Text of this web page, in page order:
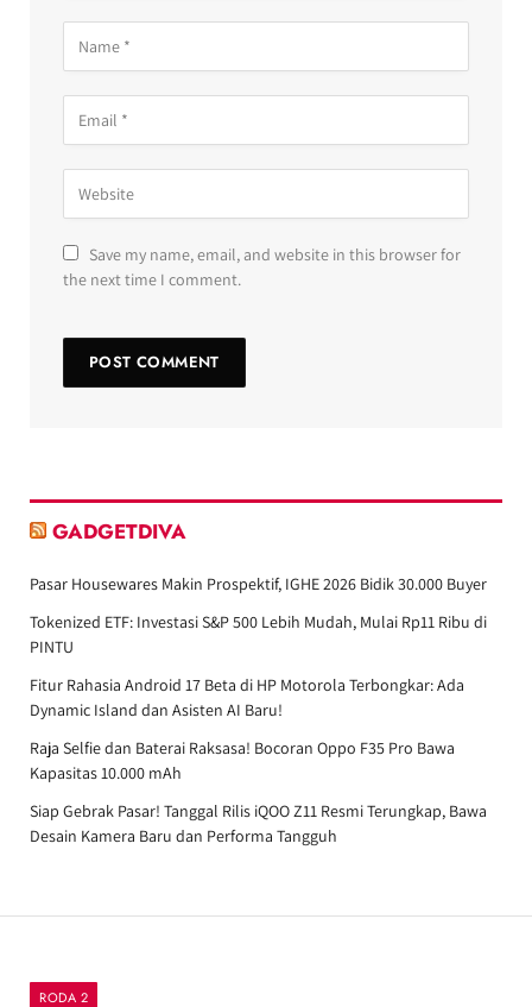
Save my name, email, and website in this browser for
the next time I comment.
GADGETDIVA
Pasar Housewares Makin Prospektif, IGHE 2026 Bidik 30.000 Buyer
Tokenized ETF: Investasi S&P 500 Lebih Mudah, Mulai Rp11 Ribu di
PINTU
Fitur Rahasia Android 17 Beta di HP Motorola Terbongkar: Ada
Dynamic Island dan Asisten AI Baru!
Raja Selfie dan Baterai Raksasa! Bocoran Oppo F35 Pro Bawa
Kapasitas 10.000 mAh
Siap Gebrak Pasar! Tanggal Rilis iQOO Z11 Resmi Terungkap, Bawa
Desain Kamera Baru dan Performa Tangguh
RODA 2